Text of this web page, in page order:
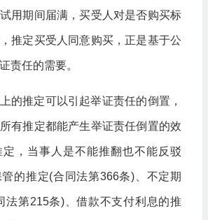
用期间届满，买受人对是否购买标
推定买受人同意购买，正是基于公
责任的需要。
推定可以引起举证责任的倒置，
有推定都能产生举证责任倒置的效
，当事人是不能推翻也不能反驳
的推定(合同法第366条)、不定期
法第215条)、借款不支付利息的推